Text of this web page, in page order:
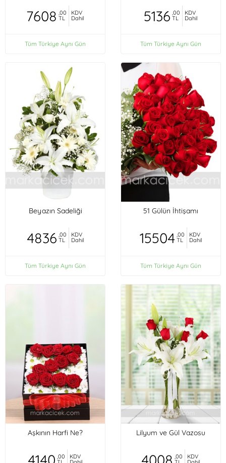
7608 ,00
TL
KDV
Dahil
Tüm Türkiye Aynı Gün
5136 ,00
TL
KDV
Dahil
Tüm Türkiye Aynı Gün
Beyazın Sadeliği
4836 ,00
TL
KDV
Dahil
Tüm Türkiye Aynı Gün
51 Gülün İhtişamı
15504 ,00
TL
KDV
Dahil
Tüm Türkiye Aynı Gün
Aşkının Harfi Ne?
,00 KDV
Lilyum ve Gül Vazosu
,00 KDV